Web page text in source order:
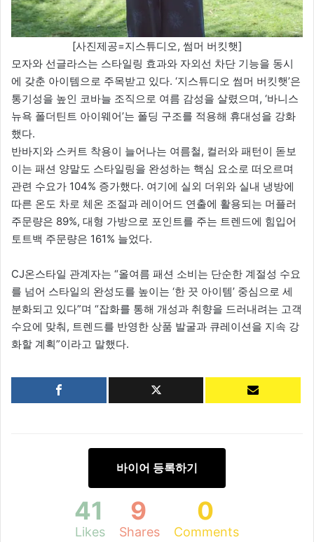
[사진제공=지스튜디오, 썸머 버킷햇]
모자와 선글라스는 스타일링 효과와 자외선 차단 기능을 동시
에 갖춘 아이템으로 주목받고 있다. ‘지스튜디오 썸머 버킷햇’은
통기성을 높인 코바늘 조직으로 여름 감성을 살렸으며, ‘바니스
뉴욕 폴더틴트 아이웨어’는 폴딩 구조를 적용해 휴대성을 강화
했다.
반바지와 스커트 착용이 늘어나는 여름철, 컬러와 패턴이 돋보
이는 패션 양말도 스타일링을 완성하는 핵심 요소로 떠오르며
관련 수요가 104% 증가했다. 여기에 실외 더위와 실내 냉방에
따른 온도 차로 체온 조절과 레이어드 연출에 활용되는 머플러
주문량은 89%, 대형 가방으로 포인트를 주는 트렌드에 힘입어
토트백 주문량은 161% 늘었다.
CJ온스타일 관계자는 “올여름 패션 소비는 단순한 계절성 수요
를 넘어 스타일의 완성도를 높이는 ‘한 끗 아이템’ 중심으로 세
분화되고 있다”며 “잡화를 통해 개성과 취향을 드러내려는 고객
수요에 맞춰, 트렌드를 반영한 상품 발굴과 큐레이션을 지속 강
화할 계획”이라고 말했다.
바이어 등록하기
41
Likes
9
Shares
0
Comments